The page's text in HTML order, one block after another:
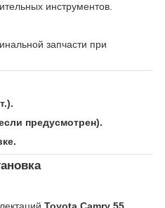
инструментов.
запчасти при
предусмотрен).
Toyota Camry 55